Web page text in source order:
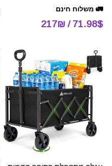
🚛 משלוח חינם
71.98$ / 217₪